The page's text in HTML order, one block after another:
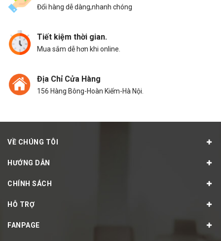
Đổi hàng dễ dàng,nhanh chóng
Tiết kiệm thời gian.
Mua sắm dễ hơn khi online.
Địa Chỉ Cửa Hàng
156 Hàng Bông-Hoàn Kiếm-Hà Nội.
VỀ CHÚNG TÔI
HƯỚNG DẪN
CHÍNH SÁCH
HỖ TRỢ
FANPAGE